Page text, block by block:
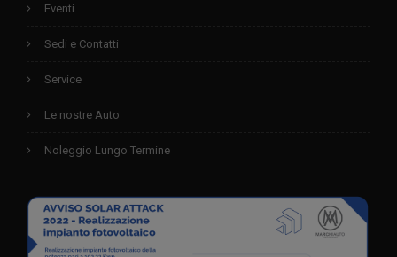
Eventi
Sedi e Contatti
Service
Le nostre Auto
Noleggio Lungo Termine